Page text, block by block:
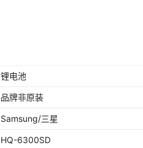
锂电池
品牌非原装
Samsung/三星
HQ-6300SD